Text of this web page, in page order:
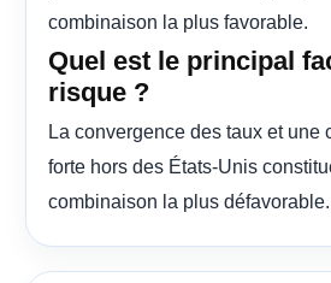
combinaison la plus favorable.
Quel est le principal
risque ?
La convergence des taux et une
forte hors des États-Unis
combinaison la plus défavorable.